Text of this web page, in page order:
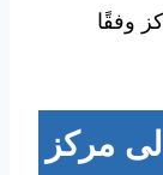
وفقًا
مركز